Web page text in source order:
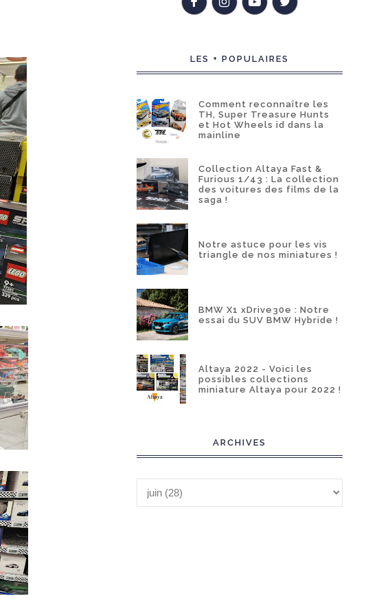
LES + POPULAIRES
Comment reconnaître les
TH, Super Treasure Hunts
et Hot Wheels id dans la
mainline
Collection Altaya Fast &
Furious 1/43 : La collection
des voitures des films de la
saga !
Notre astuce pour les vis
triangle de nos miniatures !
BMW X1 xDrive30e : Notre
essai du SUV BMW Hybride !
Altaya 2022 - Voici les
possibles collections
miniature Altaya pour 2022 !
ARCHIVES